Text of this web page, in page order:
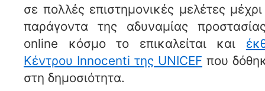
σε πολλές επιστημονικές μελέτες
παράγοντα της αδυναμίας
online κόσμο το επικαλείται και
Κέντρου Innocenti της UNICEF που
στη δημοσιότητα.